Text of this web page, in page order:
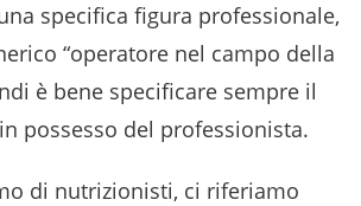
specifica figura professionale,
“operatore nel campo della
è bene specificare sempre il
possesso del professionista.
di nutrizionisti, ci riferiamo